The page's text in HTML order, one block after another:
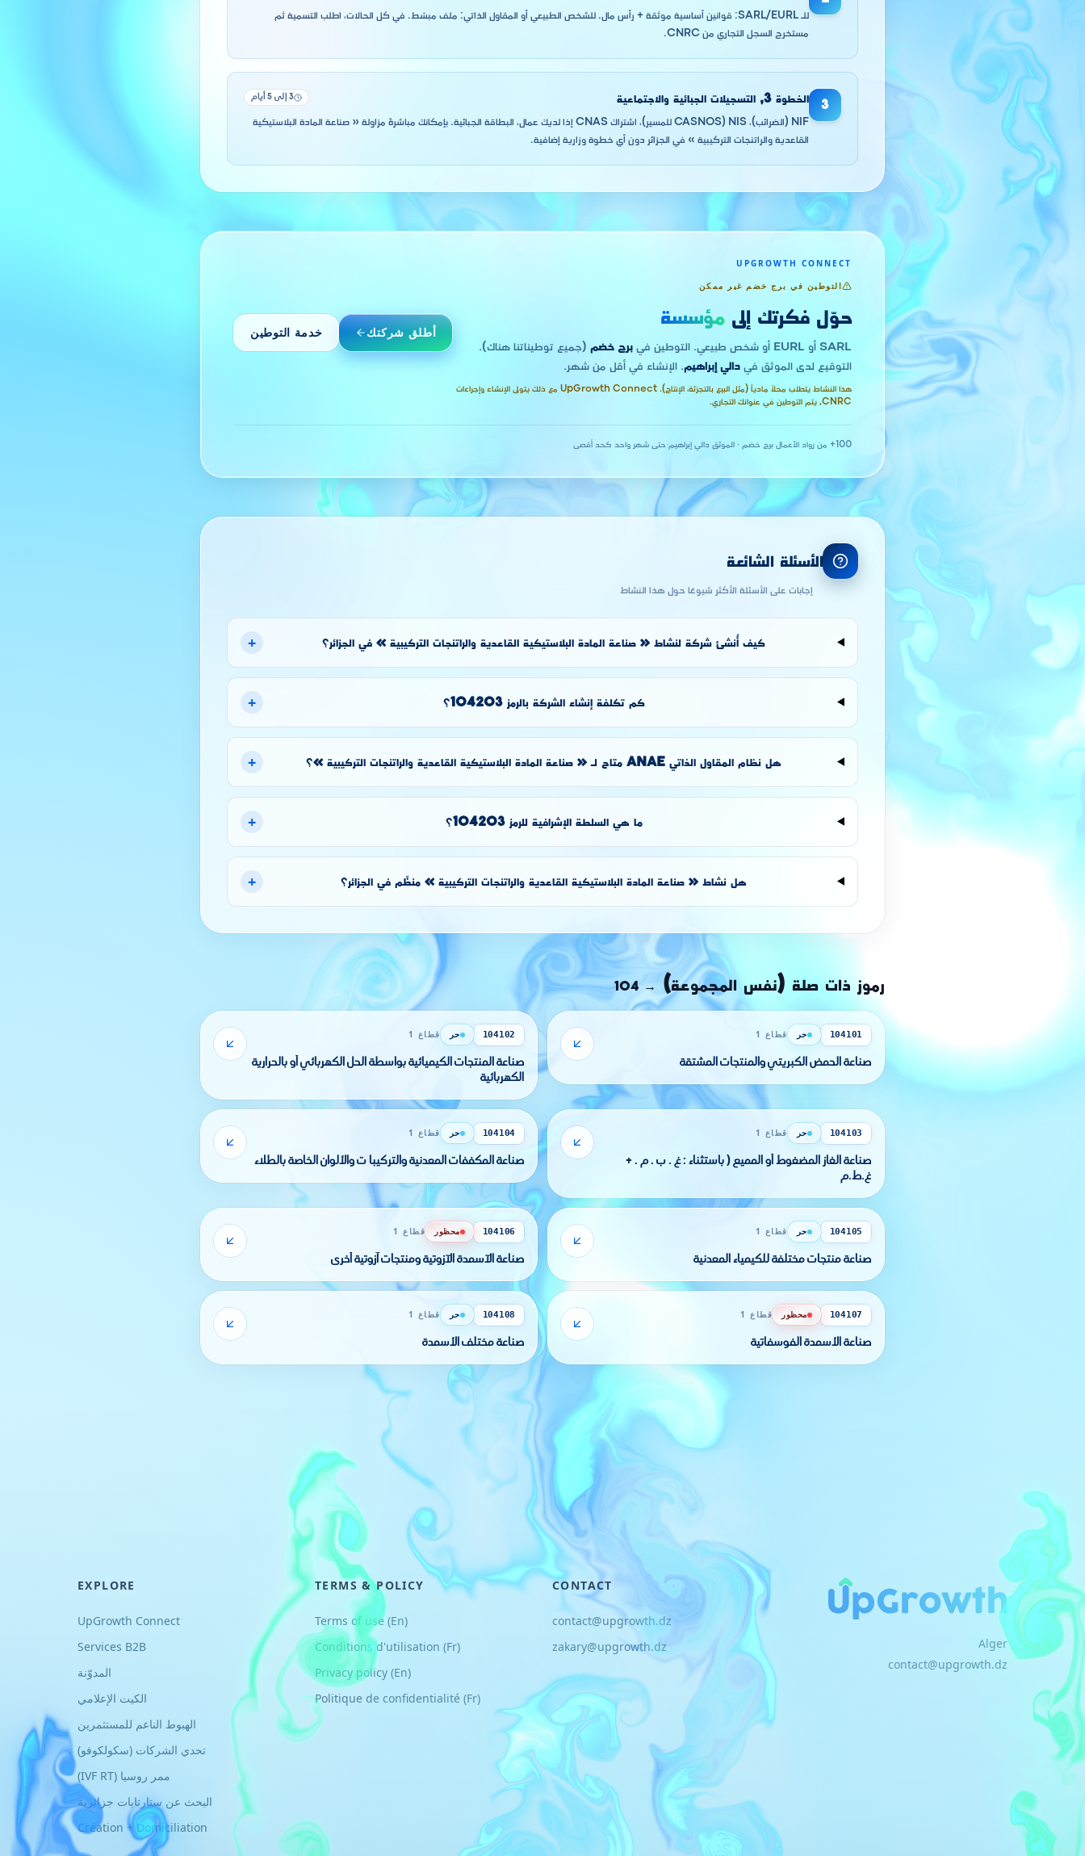
للـ SARL/EURL: قوانين أساسية موثقة + رأس مال. للشخص الطبيعي أو المقاول الذاتي: ملف مبسّط. في كل الحالات، اطلب التسمية ثم
مستخرج السجل التجاري من CNRC.
3 الخطوة 3
, التسجيلات الجبائية والاجتماعية 3 إلى 5 أيام
NIF (الضرائب)، NIS (CASNOS للمسير)، اشتراك CNAS إذا لديك عمال، البطاقة الجبائية. بإمكانك مباشرةً مزاولة « صناعة المادة البلاستيكية
القاعدية والراتنجات التركيبية » في الجزائر دون أي خطوة وزارية إضافية.
UPGROWTH CONNECT
التوطين في برج خضم غير ممكن
حوّل فكرتك إلى مؤسسة
SARL أو EURL أو شخص طبيعي. التوطين في برج خضم (جميع توطيناتنا هناك).
التوقيع لدى الموثق في دالي إبراهيم. الإنشاء في أقل من شهر.
هذا النشاط يتطلب محلاً مادياً (مثل البيع بالتجزئة، الإنتاج). UpGrowth Connect مع ذلك يتولى الإنشاء وإجراءات
CNRC, يتم التوطين في عنوانك التجاري.
أطلق شركتك خدمة التوطين
100+ من رواد الأعمال · برج خضم · الموثق دالي إبراهيم · حتى شهر واحد كحد أقصى
الأسئلة الشائعة
إجابات على الأسئلة الأكثر شيوعًا حول هذا النشاط
كيف أُنشئ شركة لنشاط « صناعة المادة البلاستيكية القاعدية والراتنجات التركيبية » في الجزائر؟ +
كم تكلفة إنشاء الشركة بالرمز 104203؟ +
هل نظام المقاول الذاتي ANAE متاح لـ « صناعة المادة البلاستيكية القاعدية والراتنجات التركيبية »؟ +
ما هي السلطة الإشرافية للرمز 104203؟ +
هل نشاط « صناعة المادة البلاستيكية القاعدية والراتنجات التركيبية » منظَّم في الجزائر؟ +
رموز ذات صلة (نفس المجموعة) →
104
104101 حر قطاع 1
صناعة الحمض الكبريتي والمنتجات المشتقة
104102 حر قطاع 1
صناعة المنتجات الكيميائية بواسطة الحل الكهربائي أو بالحرارية
الكهربائية
104103 حر قطاع 1
صناعة الغاز المضغوط أو المميع ( باستثناء : غ . ب . م . +
غ.ط.م
104104 حر قطاع 1
صناعة المكففات المعدنية والتركيبا ت والألوان الخاصة بالطلاء
104105 حر قطاع 1
صناعة منتجات مختلفة للكيمياء المعدنية
104106 محظور قطاع 1
صناعة الآسمدة الآزوتية ومنتجات آزوتية أخرى
104107 محظور قطاع 1
صناعة الأسمدة الفوسفاتية
104108 حر قطاع 1
صناعة مختلف الأسمدة
Alger
contact@upgrowth.dz
CONTACT
contact@upgrowth.dz
zakary@upgrowth.dz
TERMS & POLICY
Terms of use (En)
Conditions d'utilisation (Fr)
Privacy policy (En)
Politique de confidentialité (Fr)
EXPLORE
UpGrowth Connect
Services B2B
المدوّنة
الكيت الإعلامي
الهبوط الناعم للمستثمرين
تحدي الشركات (سكولكوفو)
ممر روسيا (IVF RT)
البحث عن ستارتابات جزائرية
Création + Domiciliation